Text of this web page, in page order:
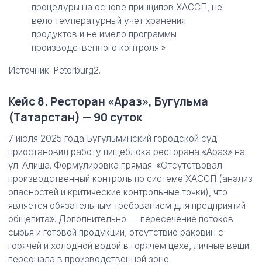
процедуры на основе принципов ХАССП, не
вело температурный учёт хранения
продуктов и не имело программы
производственного контроля.»
Источник: Peterburg2.
Кейс 8. Ресторан «Араз», Бугульма
(Татарстан) — 90 суток
7 июля 2025 года Бугульминский городской суд
приостановил работу пищеблока ресторана «Араз» на
ул. Алиша. Формулировка прямая: «Отсутствовал
производственный контроль по системе ХАССП (анализ
опасностей и критические контрольные точки), что
является обязательным требованием для предприятий
общепита». Дополнительно — пересечение потоков
сырья и готовой продукции, отсутствие раковин с
горячей и холодной водой в горячем цехе, личные вещи
персонала в производственной зоне.